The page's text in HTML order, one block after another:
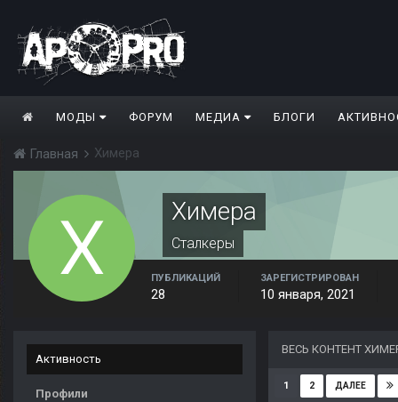
МОДЫ ФОРУМ МЕДИА БЛОГИ
Главная Химера
Химера
Сталкеры
ПУБЛИКАЦИЙ
28
ЗАРЕГИСТРИРОВАН
10 января, 2021
Активность
Профили
ВЕСЬ КОНТЕНТ
1 2 ДАЛЕЕ